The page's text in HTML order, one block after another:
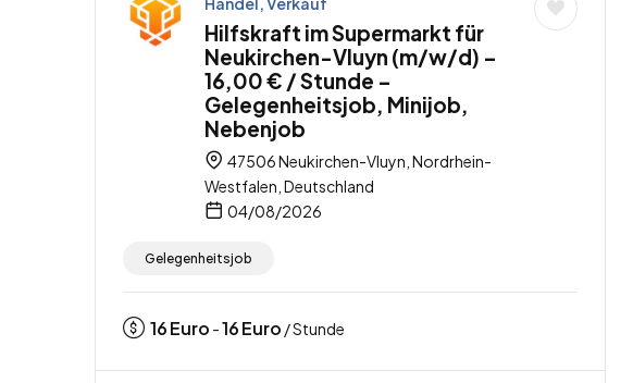
Hilfskraft im Supermarkt für
Neukirchen-Vluyn (m/w/d) –
16,00 € / Stunde –
Gelegenheitsjob, Minijob,
Nebenjob
47506 Neukirchen-Vluyn, Nordrhein-
Westfalen, Deutschland
04/08/2026
Gelegenheitsjob
16Euro -16Euro / Stunde